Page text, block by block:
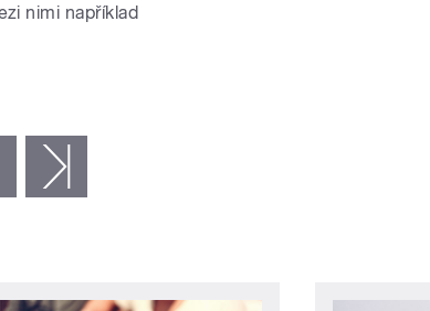
nimi například
následující ›